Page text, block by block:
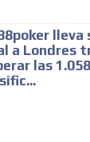
lleva
a Londres
las 1.058